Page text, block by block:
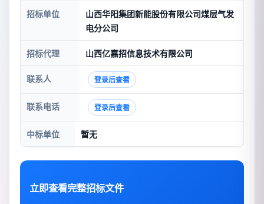
招标单位
山西华阳集团新能股份有限公司煤层气发
电分公司
招标代理 山西亿嘉招信息技术有限公司
联系人 登录后查看
联系电话 登录后查看
中标单位 暂无
立即查看完整招标文件